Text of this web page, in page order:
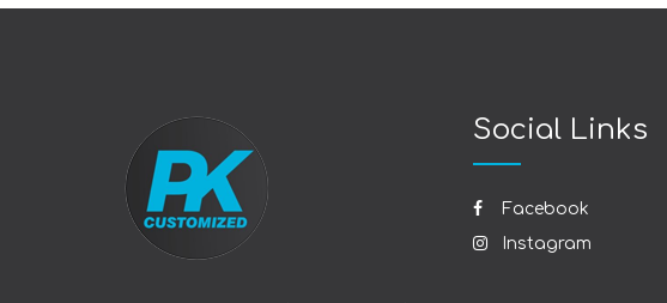
Social Links
Facebook
Instagram